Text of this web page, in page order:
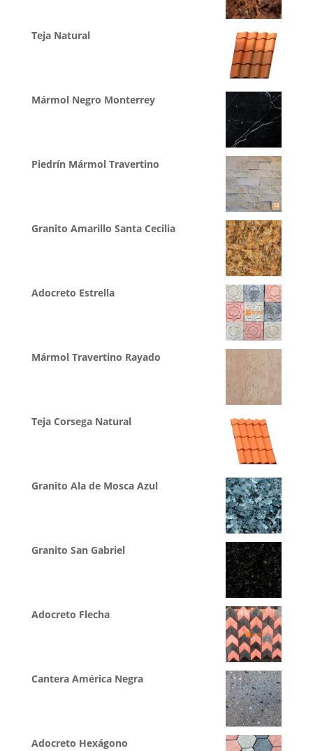
Teja Natural
Mármol Negro Monterrey
Piedrín Mármol Travertino
Granito Amarillo Santa Cecilia
Adocreto Estrella
Mármol Travertino Rayado
Teja Corsega Natural
Granito Ala de Mosca Azul
Granito San Gabriel
Adocreto Flecha
Cantera América Negra
Adocreto Hexágono